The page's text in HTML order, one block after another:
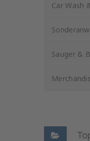
Car Wash
Sauger &